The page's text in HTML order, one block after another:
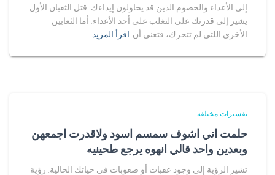
إلى الأعداء والخصوم الذين قد يحاولون إيذاءك. قتل الثعبان الأول
يشير إلى قدرتك على التغلب على أحد الأعداء. أما الثعابين
الأخرى اللتي لم تتحرك، فتعني أن اقرأ المزيد…
تفسيرات مختلفة
حلمت اني اشوف سمسم اسود ولاقدرت اجمعهن
وبعدين واحد قالي انهوه يرجع طحينيه
تشير الرؤية إلى وجود عقبات أو صعوبات في حياتك الحالية. رؤية